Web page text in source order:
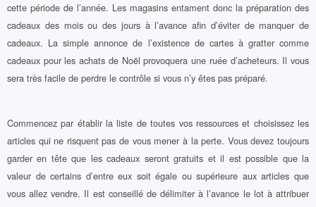
cette période de l’année. Les magasins entament donc la préparation des
cadeaux des mois ou des jours à l’avance afin d’éviter de manquer de
cadeaux. La simple annonce de l’existence de cartes à gratter comme
cadeaux pour les achats de Noël provoquera une ruée d’acheteurs. Il vous
sera très facile de perdre le contrôle si vous n’y êtes pas préparé.
Commencez par établir la liste de toutes vos ressources et choisissez les
articles qui ne risquent pas de vous mener à la perte. Vous devez toujours
garder en tête que les cadeaux seront gratuits et il est possible que la
valeur de certains d’entre eux soit égale ou supérieure aux articles que
vous allez vendre. Il est conseillé de délimiter à l’avance le lot à attribuer